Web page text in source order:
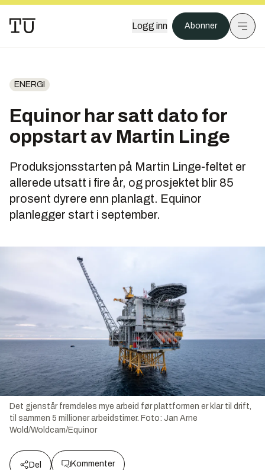
Logg inn Abonner
ENERGI
Equinor har satt dato for
oppstart av Martin Linge
Produksjonsstarten på Martin Linge-feltet er
allerede utsatt i fire år, og prosjektet blir 85
prosent dyrere enn planlagt. Equinor
planlegger start i september.
Det gjenstår fremdeles mye arbeid før plattformen er klar til drift,
til sammen 5 millioner arbeidstimer. Foto: Jan Arne
Wold/Woldcam/Equinor
Del Kommenter